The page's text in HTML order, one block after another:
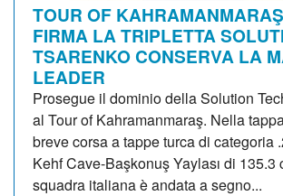
TOUR OF
FIRMA LA TRIPLETTA
TSARENKO CONSERVA LA
LEADER
Prosegue il dominio della Solution
al Tour of Kahramanmaraş. Nella
breve corsa a tappe turca di categoria
Kehf Cave-Başkonuş Yaylası di 135.3
squadra italiana è andata a segno...